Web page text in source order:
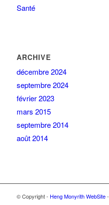
Santé
ARCHIVE
décembre 2024
septembre 2024
février 2023
mars 2015
septembre 2014
août 2014
© Copyright - Heng Monyrith WebSite-